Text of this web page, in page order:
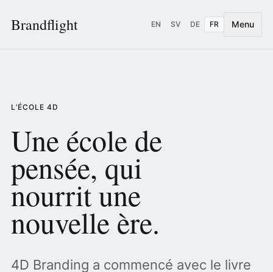
Brandflight EN SV DE FR Menu
L’ÉCOLE 4D
Une école de
pensée, qui
nourrit une
nouvelle ère.
4D Branding a commencé avec le livre